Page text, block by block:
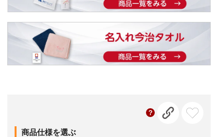
商品仕様を選ぶ